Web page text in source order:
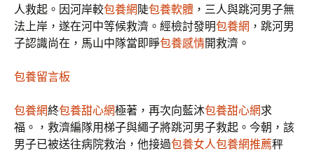
人救起。因河岸較包養網 陡包養軟體 ，三人與跳河男子無
法上岸，遂在河中等候救濟。經檢討發明包養網 ，跳河男
子認識尚在，馬山中隊當即睜包養感情開救濟。
包養留言板
包養網終包養甜心網極著，再次向藍沐包養甜心網求
福。，救濟編隊用梯子與繩子將跳河男子救起。今朝，該
男子已被送往病院救治，他接過包養女人包養網推薦秤